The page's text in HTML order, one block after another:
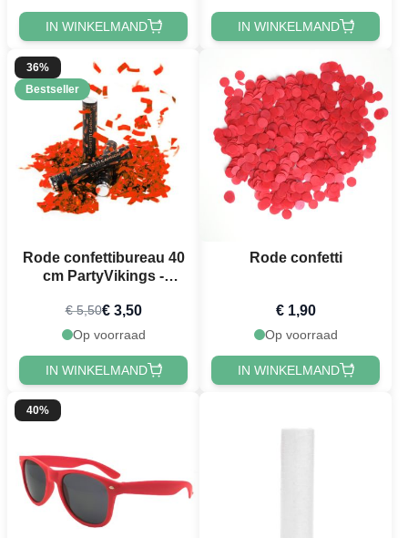
IN WINKELMAND IN WINKELMAND
36%
Bestseller
Rode confettibureau 40
cm PartyVikings -
€ 5,50€ 3,50
Op voorraad
IN WINKELMAND
Rode confetti
€ 1,90
Op voorraad
IN WINKELMAND
40%